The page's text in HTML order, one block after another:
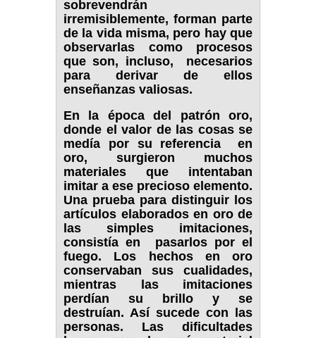
sobrevendrán
irremisiblemente, forman parte
de la vida misma, pero hay que
observarlas como procesos
que son, incluso, necesarios
para derivar de ellos
enseñanzas valiosas.
En la época del patrón oro,
donde el valor de las cosas se
medía por su referencia en
oro, surgieron muchos
materiales que intentaban
imitar a ese precioso elemento.
Una prueba para distinguir los
artículos elaborados en oro de
las simples imitaciones,
consistía en pasarlos por el
fuego. Los hechos en oro
conservaban sus cualidades,
mientras las imitaciones
perdían su brillo y se
destruían. Así sucede con las
personas. Las dificultades